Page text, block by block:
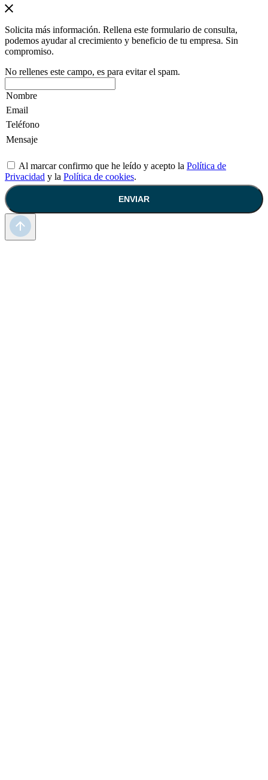
Solicita más información. Rellena este formulario de consulta,
podemos ayudar al crecimiento y beneficio de tu empresa. Sin
compromiso.
No rellenes este campo, es para evitar el spam.
Al marcar confirmo que he leído y acepto la Política de
Privacidad y la Política de cookies.
ENVIAR